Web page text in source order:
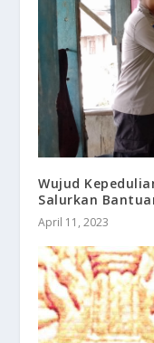
Wujud
Salurkan
April 11, 2023